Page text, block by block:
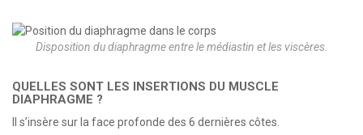
Disposition du diaphragme entre le médiastin et les viscères.
QUELLES SONT LES INSERTIONS DU MUSCLE
DIAPHRAGME ?
Il s’insère sur la face profonde des 6 dernières côtes.